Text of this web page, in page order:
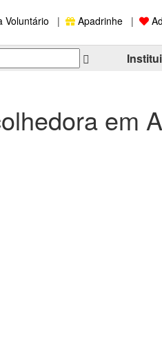
Voluntário | Apadrinhe |
em